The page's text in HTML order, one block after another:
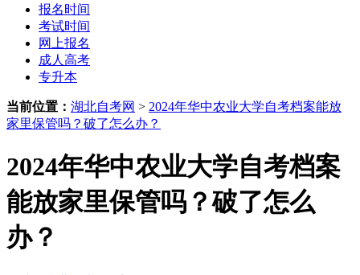
报名时间
考试时间
网上报名
成人高考
专升本
当前位置： 湖北自考网 > 2024年华中农业大学自考档案能放
家里保管吗？破了怎么办？
2024年华中农业大学自考档案
能放家里保管吗？破了怎么
办？